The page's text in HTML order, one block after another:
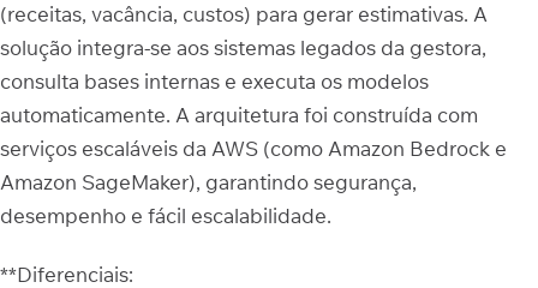
(receitas, vacância, custos) para gerar estimativas. A
solução integra-se aos sistemas legados da gestora,
consulta bases internas e executa os modelos
automaticamente. A arquitetura foi construída com
serviços escaláveis da AWS (como Amazon Bedrock e
Amazon SageMaker), garantindo segurança,
desempenho e fácil escalabilidade.
**Diferenciais: